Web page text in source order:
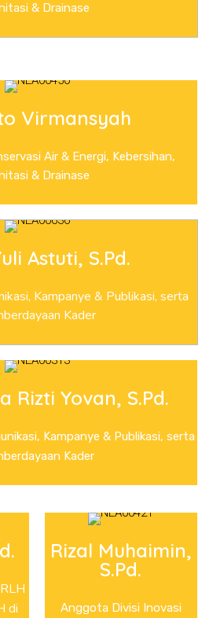
& Drainase
Virmansyah
Air & Energi, Kebersihan,
& Drainase
Astuti, S.Pd.
Kampanye & Publikasi, serta
Kader
Rizti Yovan, S.Pd.
Kampanye & Publikasi, serta
Kader
di
Rizal Muhaimin,
S.Pd.
Anggota Divisi Inovasi